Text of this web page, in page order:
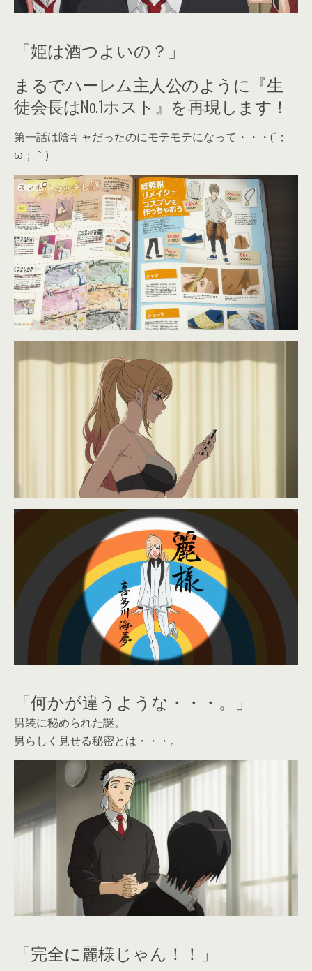
「姫は酒つよいの？」
まるでハーレム主人公のように『生
徒会長はNo.1ホスト』を再現します！
第一話は陰キャだったのにモテモテになって・・・(´；
ω；｀)
「何かが違うような・・・。」
男装に秘められた謎。
男らしく見せる秘密とは・・・。
「完全に麗様じゃん！！」